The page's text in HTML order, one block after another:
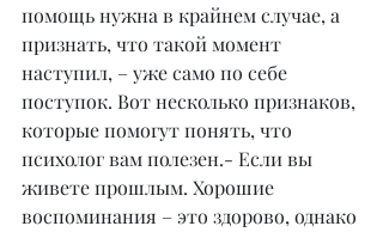
помощь нужна в крайнем случае, а
признать, что такой момент
наступил, – уже само по себе
поступок. Вот несколько признаков,
которые помогут понять, что
психолог вам полезен.- Если вы
живете прошлым. Хорошие
воспоминания – это здорово, однако